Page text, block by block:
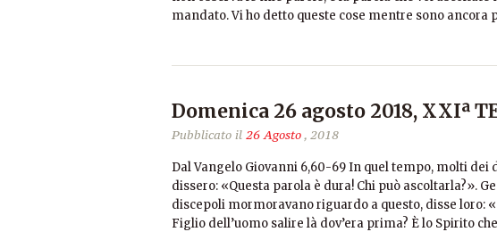
mandato. Vi ho detto queste cose mentre sono ancora
Domenica 26 agosto 2018, XXIª
Pubblicato il 26 Agosto, 2018
Dal Vangelo Giovanni 6,60-69 In quel tempo, molti dei
dissero: «Questa parola è dura! Chi può ascoltarla?».
discepoli mormoravano riguardo a questo, disse loro:
Figlio dell’uomo salire là dov’era prima? È lo Spirito